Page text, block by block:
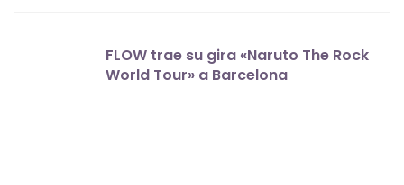
FLOW trae su gira «Naruto The Rock
World Tour» a Barcelona